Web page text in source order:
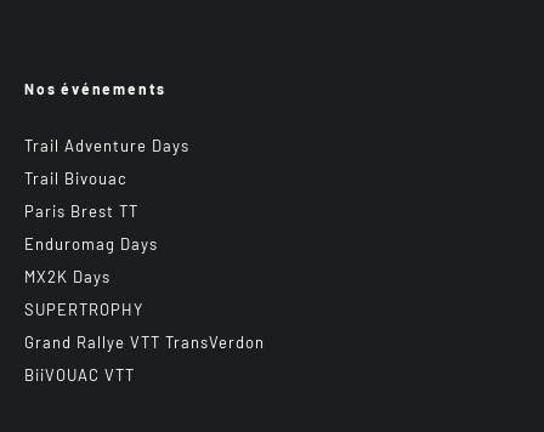
Nos événements
Trail Adventure Days
Trail Bivouac
Paris Brest TT
Enduromag Days
MX2K Days
SUPERTROPHY
Grand Rallye VTT TransVerdon
BiiVOUAC VTT